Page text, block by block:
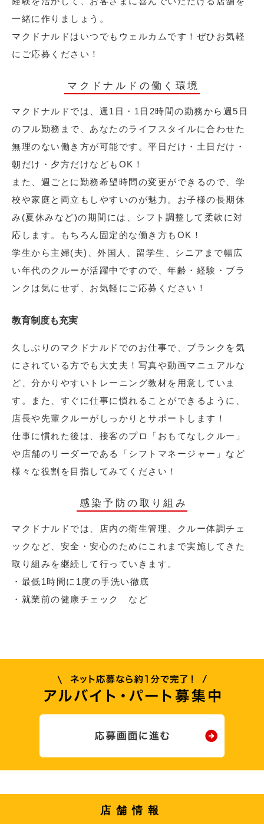
一緒に作りましょう。
マクドナルドはいつでもウェルカムです！ぜひお気軽
にご応募ください！
マクドナルドの働く環境
マクドナルドでは、週1日・1日2時間の勤務から週5日
のフル勤務まで、あなたのライフスタイルに合わせた
無理のない働き方が可能です。平日だけ・土日だけ・
朝だけ・夕方だけなどもOK！
また、週ごとに勤務希望時間の変更ができるので、学
校や家庭と両立もしやすいのが魅力。お子様の長期休
み(夏休みなど)の期間には、シフト調整して柔軟に対
応します。もちろん固定的な働き方もOK！
学生から主婦(夫)、外国人、留学生、シニアまで幅広
い年代のクルーが活躍中ですので、年齢・経験・ブラ
ンクは気にせず、お気軽にご応募ください！
教育制度も充実
久しぶりのマクドナルドでのお仕事で、ブランクを気
にされている方でも大丈夫！写真や動画マニュアルな
ど、分かりやすいトレーニング教材を用意していま
す。また、すぐに仕事に慣れることができるように、
店長や先輩クルーがしっかりとサポートします！
仕事に慣れた後は、接客のプロ「おもてなしクルー」
や店舗のリーダーである「シフトマネージャー」など
様々な役割を目指してみてください！
感染予防の取り組み
マクドナルドでは、店内の衛生管理、クルー体調チェ
ックなど、安全・安心のためにこれまで実施してきた
取り組みを継続して行っていきます。
・最低1時間に1度の手洗い徹底
・就業前の健康チェック など
店舗情報